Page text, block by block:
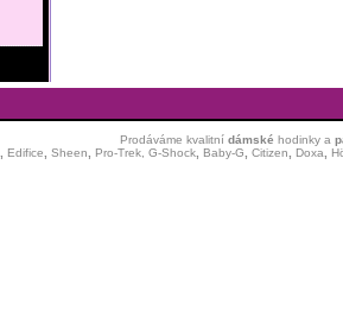
Prodáváme kvalitní dámské hodinkya
Edifice Sheen Pro-Trek, G-Shock, Baby-G Citizen Doxa